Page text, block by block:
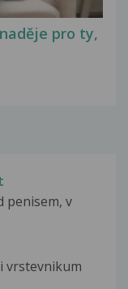
pro ty,
penisem, v
vrstevnikum